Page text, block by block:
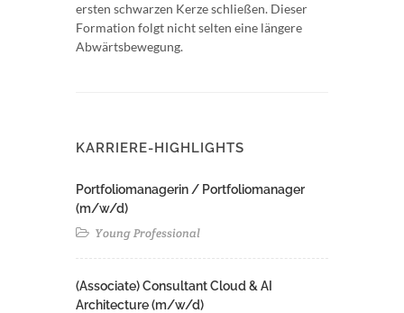
ersten schwarzen Kerze schließen. Dieser
Formation folgt nicht selten eine längere
Abwärtsbewegung.
KARRIERE-HIGHLIGHTS
Portfoliomanagerin / Portfoliomanager
(m/w/d)
Young Professional
(Associate) Consultant Cloud & AI
Architecture (m/w/d)​ ​